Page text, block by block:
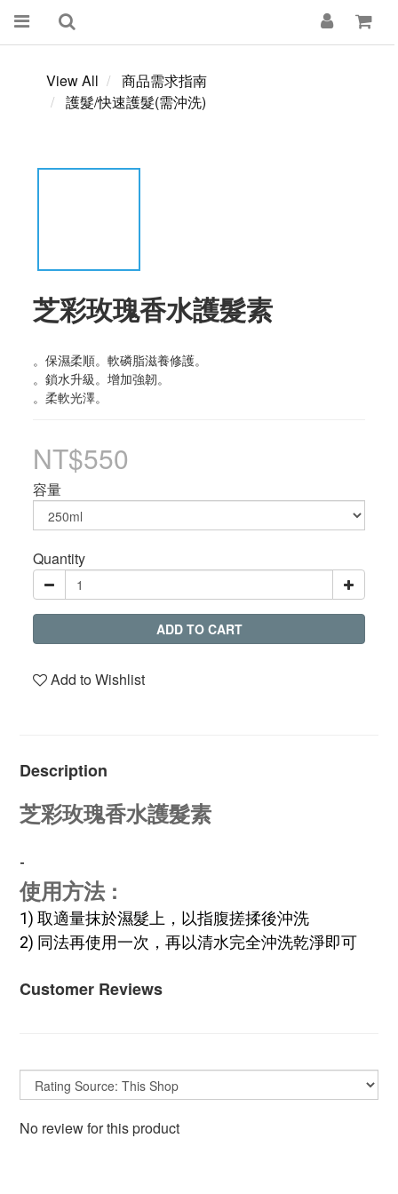
View All
商品需求指南
護髮/快速護髮(需沖洗)
芝彩玫瑰香水護髮素
。保濕柔順。軟磷脂滋養修護。
。鎖水升級。增加強韌。
。柔軟光澤。
NT$550
容量
Quantity
ADD TO CART
Add to Wishlist
Description
芝彩玫瑰香水護髮素
-
使用方法 :
1) 取適量抹於濕髮上，以指腹搓揉後沖洗
2) 同法再使用一次，再以清水完全沖洗乾淨即可
Customer Reviews
No review for this product